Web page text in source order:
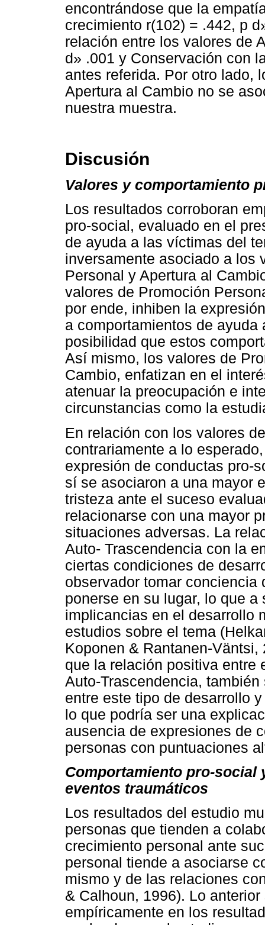
encontrándose que la
crecimiento r(102) = .442, p
relación entre los valores de
d» .001 y Conservación con
antes referida. Por otro lado,
Apertura al Cambio no se
nuestra muestra.
Discusión
Valores y comportamiento
Los resultados corroboran
pro-social, evaluado en el
de ayuda a las víctimas del
inversamente asociado a los
Personal y Apertura al
valores de Promoción
por ende, inhiben la
a comportamientos de
posibilidad que estos
Así mismo, los valores de
Cambio, enfatizan en el
atenuar la preocupación e
circunstancias como la
En relación con los valores
contrariamente a lo
expresión de conductas pro-
sí se asociaron a una mayor
tristeza ante el suceso
relacionarse con una mayor
situaciones adversas. La
Auto- Trascendencia con la
ciertas condiciones de
observador tomar
ponerse en su lugar, lo que
implicancias en el desarrollo
estudios sobre el tema
Koponen & Rantanen-
que la relación positiva entre
Auto-Trascendencia,
entre este tipo de desarrollo
lo que podría ser una
ausencia de expresiones de
personas con puntuaciones
Comportamiento pro-social
eventos traumáticos
Los resultados del estudio
personas que tienden a
crecimiento personal ante
personal tiende a asociarse
mismo y de las relaciones
& Calhoun, 1996). Lo
empíricamente en los